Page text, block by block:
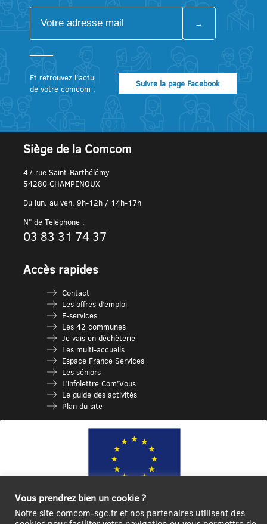
Et retrouvez l’actu
de votre comcom :
Suivre la page Facebook
Siège de la Comcom
47 rue Saint-Barthélémy
54280 CHAMPENOUX
Du lun. au ven. 9h-12h / 14h-17h
N° de Téléphone :
03 83 31 74 37
Accès rapides
Contact
Les offres d’emploi
E-services
Les 42 communes
Je vais en déchèterie
Les multi-accueils
Espace France Services
Les séniors
L’infolettre Com’Vous
Le guide des activités
Plan du site
Vous prendrez bien un cookie ?
Notre site comcom-sgc.fr et nos partenaires utilisent des